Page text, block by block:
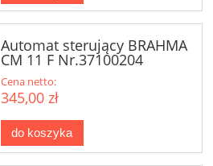
Automat sterujący BRAHMA
CM 11 F Nr.37100204
Cena netto:
345,00 zł
do koszyka